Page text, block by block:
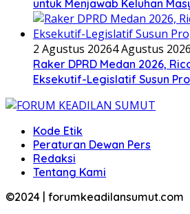
untuk Menjawab Keluhan
2 Agustus 20264 Agustus 2026
Raker DPRD Medan 2026,
Eksekutif-Legislatif Susun
Kode Etik
Peraturan Dewan Pers
Redaksi
Tentang Kami
©2024 | forumkeadilansumut.com